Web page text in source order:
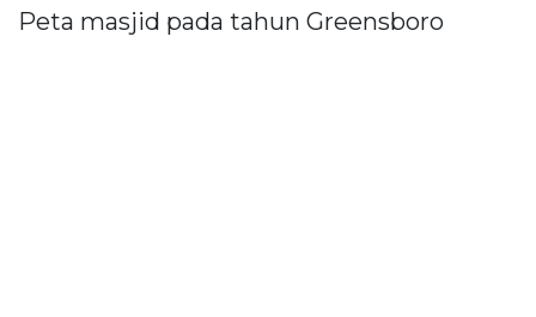
Peta masjid pada tahun Greensboro